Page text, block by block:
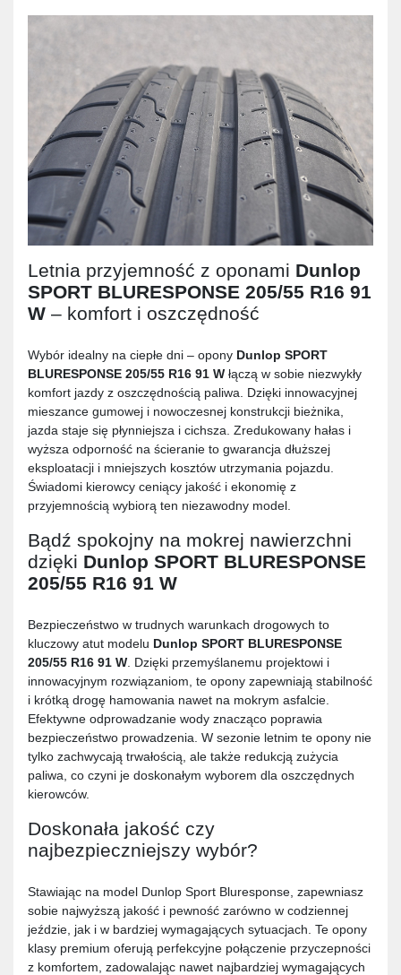
Letnia przyjemność z oponami Dunlop
SPORT BLURESPONSE 205/55 R16 91
W – komfort i oszczędność
Wybór idealny na ciepłe dni – opony Dunlop SPORT
BLURESPONSE 205/55 R16 91 W łączą w sobie niezwykły
komfort jazdy z oszczędnością paliwa. Dzięki innowacyjnej
mieszance gumowej i nowoczesnej konstrukcji bieżnika,
jazda staje się płynniejsza i cichsza. Zredukowany hałas i
wyższa odporność na ścieranie to gwarancja dłuższej
eksploatacji i mniejszych kosztów utrzymania pojazdu.
Świadomi kierowcy ceniący jakość i ekonomię z
przyjemnością wybiorą ten niezawodny model.
Bądź spokojny na mokrej nawierzchni
dzięki Dunlop SPORT BLURESPONSE
205/55 R16 91 W
Bezpieczeństwo w trudnych warunkach drogowych to
kluczowy atut modelu Dunlop SPORT BLURESPONSE
205/55 R16 91 W . Dzięki przemyślanemu projektowi i
innowacyjnym rozwiązaniom, te opony zapewniają stabilność
i krótką drogę hamowania nawet na mokrym asfalcie.
Efektywne odprowadzanie wody znacząco poprawia
bezpieczeństwo prowadzenia. W sezonie letnim te opony nie
tylko zachwycają trwałością, ale także redukcją zużycia
paliwa, co czyni je doskonałym wyborem dla oszczędnych
kierowców.
Doskonała jakość czy
najbezpieczniejszy wybór?
Stawiając na model Dunlop Sport Bluresponse, zapewniasz
sobie najwyższą jakość i pewność zarówno w codziennej
jeździe, jak i w bardziej wymagających sytuacjach. Te opony
klasy premium oferują perfekcyjne połączenie przyczepności
z komfortem, zadowalając nawet najbardziej wymagających